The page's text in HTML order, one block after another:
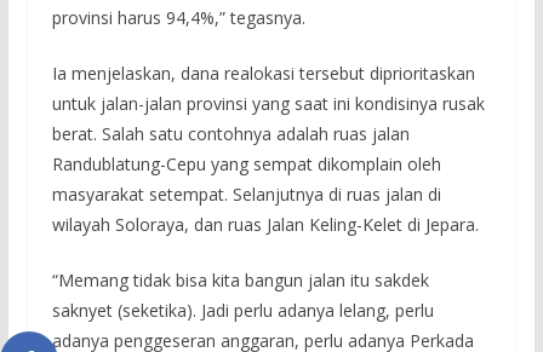
provinsi harus 94,4%,” tegasnya.
Ia menjelaskan, dana realokasi tersebut diprioritaskan
untuk jalan-jalan provinsi yang saat ini kondisinya rusak
berat. Salah satu contohnya adalah ruas jalan
Randublatung-Cepu yang sempat dikomplain oleh
masyarakat setempat. Selanjutnya di ruas jalan di
wilayah Soloraya, dan ruas Jalan Keling-Kelet di Jepara.
“Memang tidak bisa kita bangun jalan itu sakdek
saknyet (seketika). Jadi perlu adanya lelang, perlu
adanya penggeseran anggaran, perlu adanya Perkada